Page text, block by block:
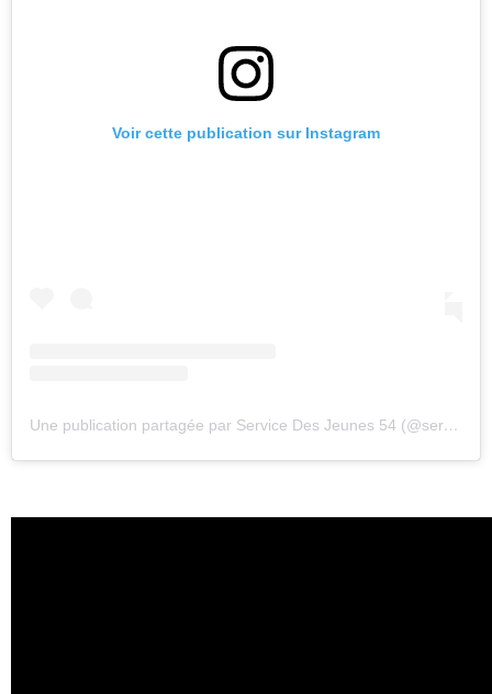
Voir cette publication sur Instagram
Une publication partagée par Service Des Jeunes 54 (@servicedesjeunes54)